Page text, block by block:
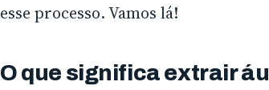
esse processo. Vamos lá!
O que significa extrair